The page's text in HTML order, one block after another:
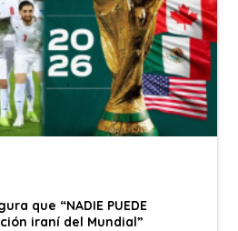
que “NADIE PUEDE
iraní del Mundial”